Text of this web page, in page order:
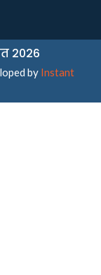
2026
by Instant